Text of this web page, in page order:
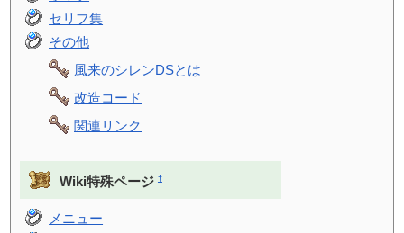
セリフ集
その他
風来のシレンDSとは
改造コード
関連リンク
Wiki特殊ページ †
メニュー